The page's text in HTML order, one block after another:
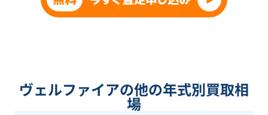
ヴェルファイアの他の年式別買取相
場